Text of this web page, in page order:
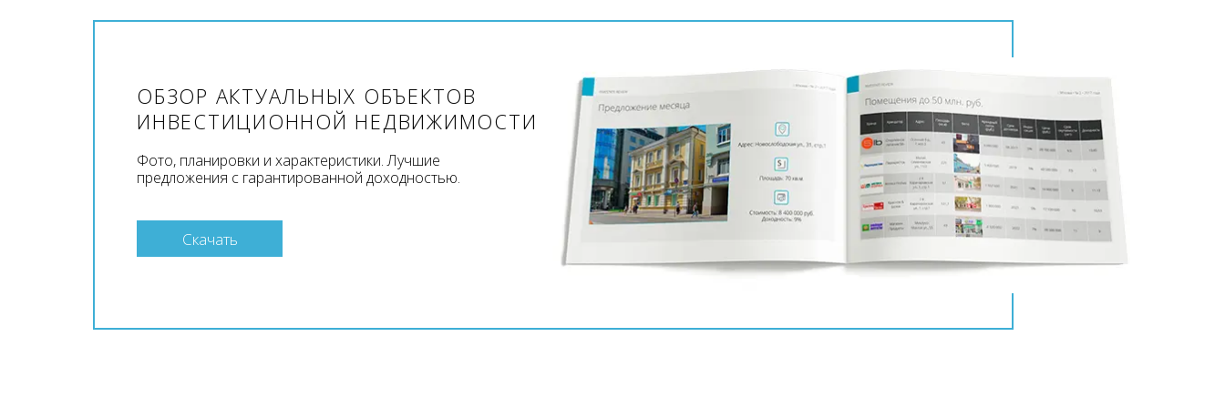
ОБЗОР АКТУАЛЬНЫХ ОБЪЕКТОВ
ИНВЕСТИЦИОННОЙ НЕДВИЖИМОСТИ
Фото, планировки и характеристики. Лучшие
предложения с гарантированной доходностью.
Скачать